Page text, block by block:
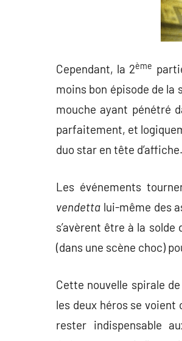
Cependant, la 2ème
moins bon épisode de la
mouche ayant pénétré
parfaitement, et
duo star en tête d’affiche.
Les événements
vendetta lui-même des
s’avèrent être à la
(dans une scène choc)
Cette nouvelle spirale
les deux héros se voient
rester indispensable